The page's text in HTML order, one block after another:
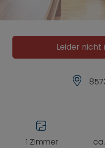
Leider
1 Zimmer